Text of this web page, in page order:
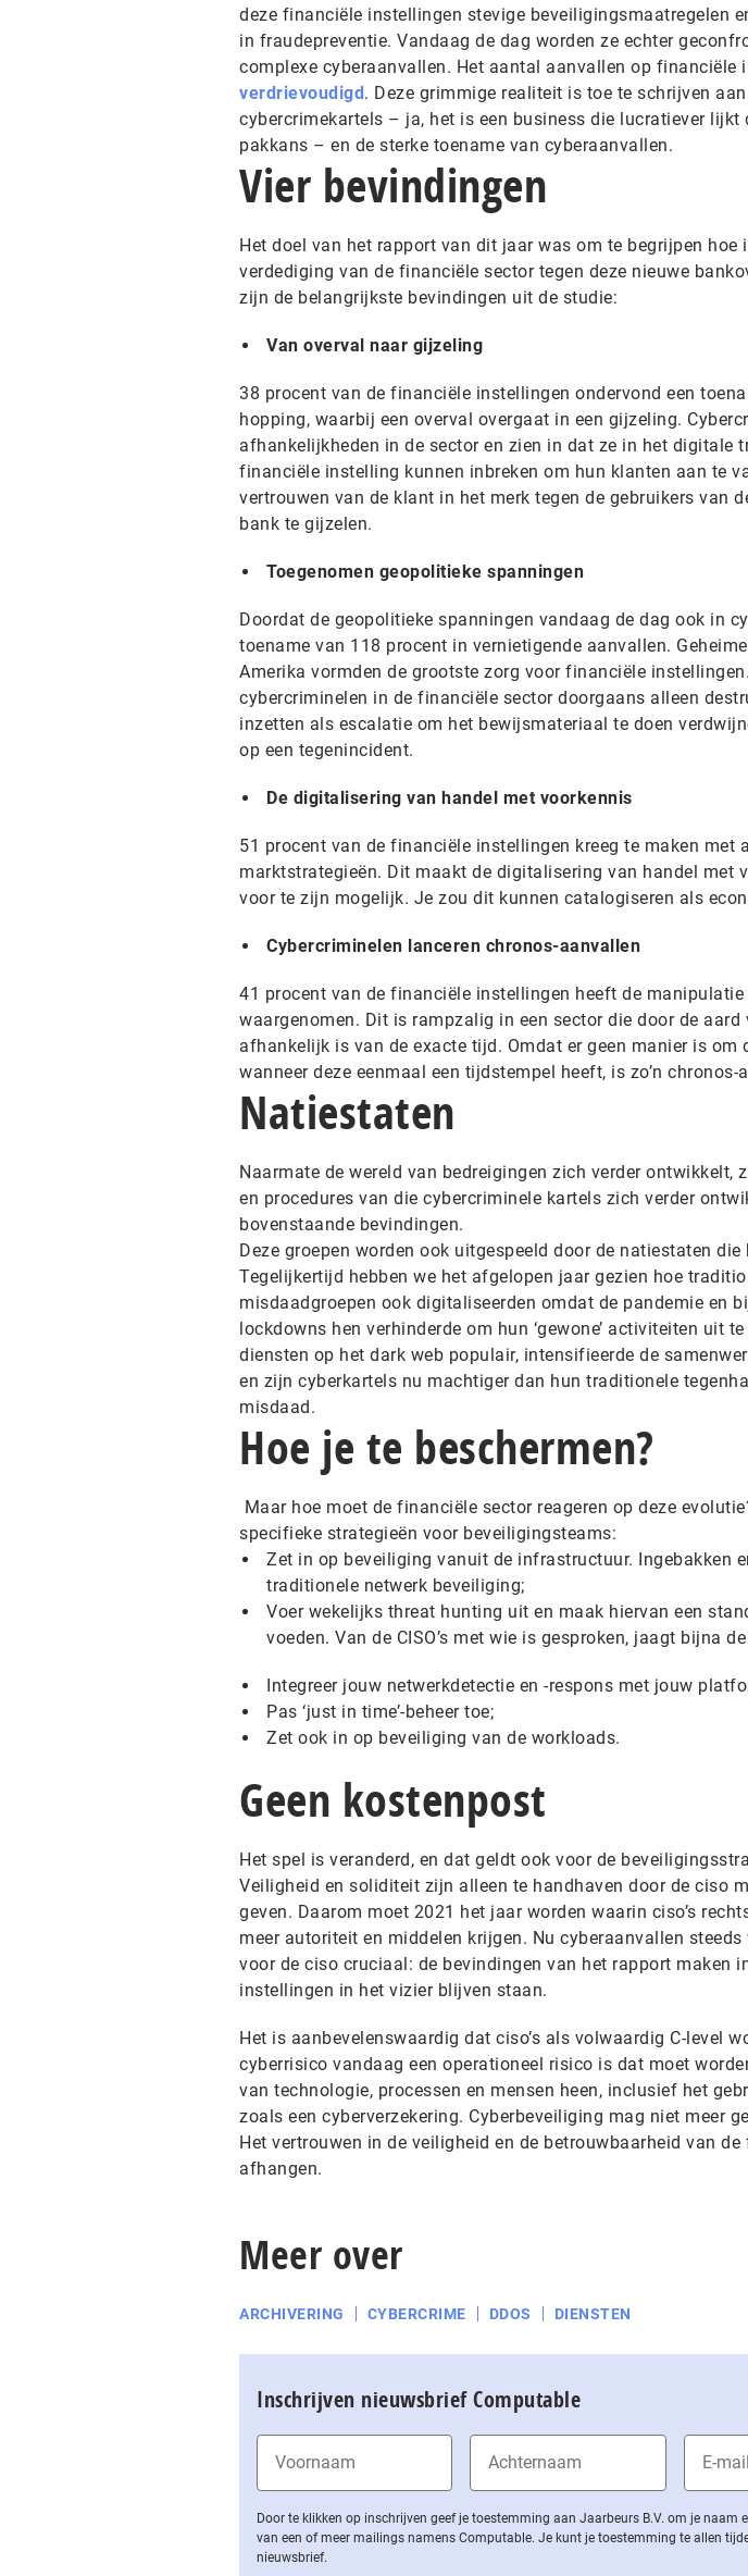
deze financiële instellingen stevige beveiligingsmaatregelen
in fraudepreventie. Vandaag de dag worden ze echter
complexe cyberaanvallen. Het aantal aanvallen op financiële
verdrievoudigd. Deze grimmige realiteit is toe te schrijven
cybercrimekartels – ja, het is een business die lucratiever lijkt
pakkans – en de sterke toename van cyberaanvallen.
Vier bevindingen
Het doel van het rapport van dit jaar was om te begrijpen hoe
verdediging van de financiële sector tegen deze nieuwe
zijn de belangrijkste bevindingen uit de studie:
Van overval naar gijzeling
38 procent van de financiële instellingen ondervond een
hopping, waarbij een overval overgaat in een gijzeling.
afhankelijkheden in de sector en zien in dat ze in het digitale
financiële instelling kunnen inbreken om hun klanten aan te
vertrouwen van de klant in het merk tegen de gebruikers van
bank te gijzelen.
Toegenomen geopolitieke spanningen
Doordat de geopolitieke spanningen vandaag de dag ook in
toename van 118 procent in vernietigende aanvallen.
Amerika vormden de grootste zorg voor financiële
cybercriminelen in de financiële sector doorgaans alleen
inzetten als escalatie om het bewijsmateriaal te doen
op een tegenincident.
De digitalisering van handel met voorkennis
51 procent van de financiële instellingen kreeg te maken met
marktstrategieën. Dit maakt de digitalisering van handel met
voor te zijn mogelijk. Je zou dit kunnen catalogiseren als
Cybercriminelen lanceren chronos-aanvallen
41 procent van de financiële instellingen heeft de
waargenomen. Dit is rampzalig in een sector die door de
afhankelijk is van de exacte tijd. Omdat er geen manier is
wanneer deze eenmaal een tijdstempel heeft, is zo’n
Natiestaten
Naarmate de wereld van bedreigingen zich verder ontwikkelt,
en procedures van die cybercriminele kartels zich verder
bovenstaande bevindingen.
Deze groepen worden ook uitgespeeld door de natiestaten
Tegelijkertijd hebben we het afgelopen jaar gezien hoe
misdaadgroepen ook digitaliseerden omdat de pandemie en
lockdowns hen verhinderde om hun ‘gewone’ activiteiten uit
diensten op het dark web populair, intensifieerde de
en zijn cyberkartels nu machtiger dan hun traditionele
misdaad.
Hoe je te beschermen?
Maar hoe moet de financiële sector reageren op deze
specifieke strategieën voor beveiligingsteams:
Zet in op beveiliging vanuit de infrastructuur. Ingebakken
traditionele netwerk beveiliging;
Voer wekelijks threat hunting uit en maak hiervan een
voeden. Van de CISO’s met wie is gesproken, jaagt bijna
Integreer jouw netwerkdetectie en -respons met jouw
Pas ‘just in time’-beheer toe;
Zet ook in op beveiliging van de workloads.
Geen kostenpost
Het spel is veranderd, en dat geldt ook voor de
Veiligheid en soliditeit zijn alleen te handhaven door de ciso
geven. Daarom moet 2021 het jaar worden waarin ciso’s
meer autoriteit en middelen krijgen. Nu cyberaanvallen
voor de ciso cruciaal: de bevindingen van het rapport maken
instellingen in het vizier blijven staan.
Het is aanbevelenswaardig dat ciso’s als volwaardig C-level
cyberrisico vandaag een operationeel risico is dat moet
van technologie, processen en mensen heen, inclusief het
zoals een cyberverzekering. Cyberbeveiliging mag niet meer
Het vertrouwen in de veiligheid en de betrouwbaarheid van
afhangen.
Meer over
ARCHIVERING CYBERCRIME DDOS DIENSTEN
Inschrijven nieuwsbrief Computable
Door te klikken op inschrijven geef je toestemming aan Jaarbeurs B.V. om je naam
van een of meer mailings namens Computable. Je kunt je toestemming te allen
nieuwsbrief.